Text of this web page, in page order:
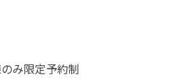
み限定予約制